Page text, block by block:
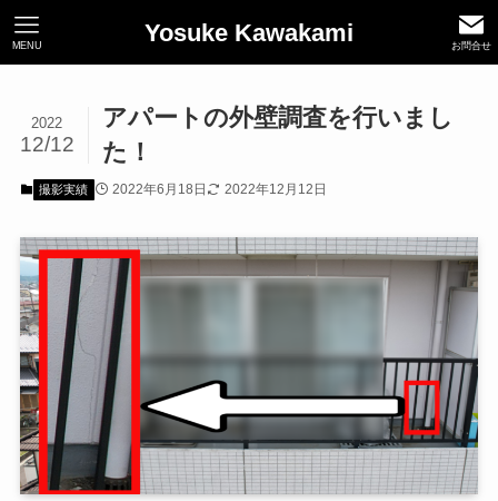
Yosuke Kawakami お問合せ
MENU
アパートの外壁調査を行いまし
た！
2022
12/12
撮影実績 2022年6月18日 2022年12月12日